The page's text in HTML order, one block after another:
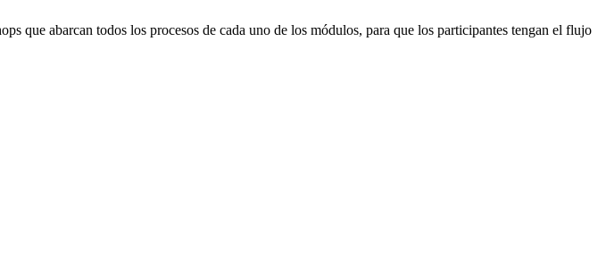
que abarcan todos los procesos de cada uno de los módulos, para que los participantes tengan el flujo